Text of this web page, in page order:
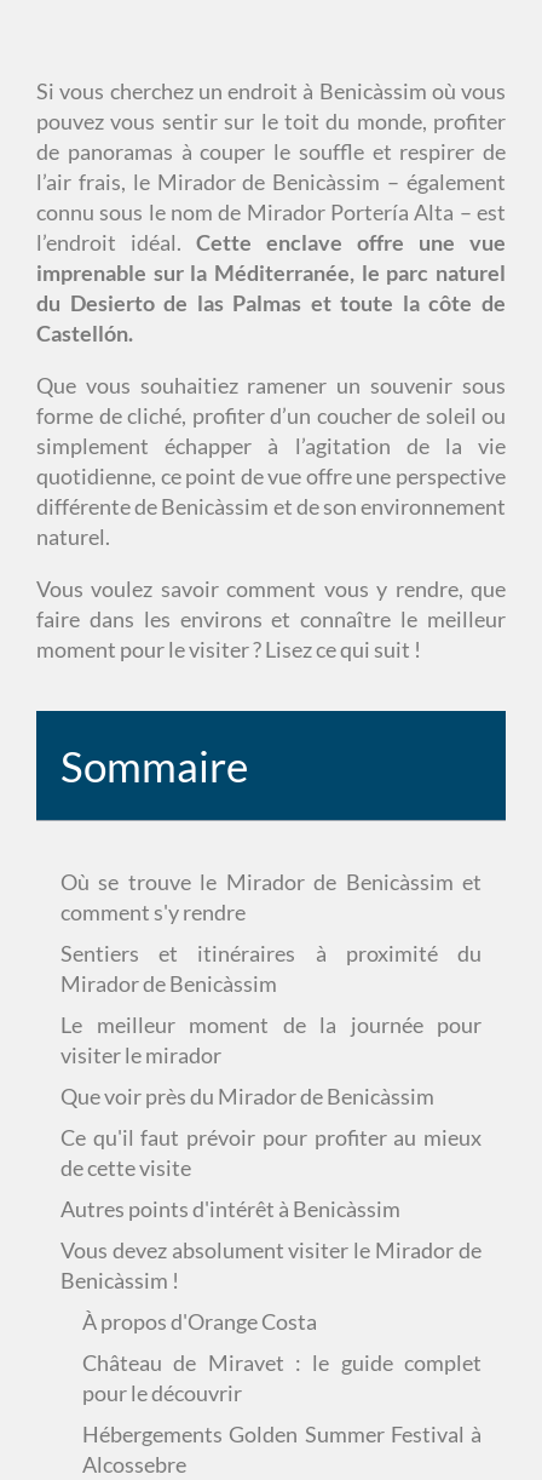
Si vous cherchez un endroit à Benicàssim où vous
pouvez vous sentir sur le toit du monde, profiter
de panoramas à couper le souffle et respirer de
l’air frais, le Mirador de Benicàssim – également
connu sous le nom de Mirador Portería Alta – est
l’endroit idéal. Cette enclave offre une vue
imprenable sur la Méditerranée, le parc naturel
du Desierto de las Palmas et toute la côte de
Castellón.
Que vous souhaitiez ramener un souvenir sous
forme de cliché, profiter d’un coucher de soleil ou
simplement échapper à l’agitation de la vie
quotidienne, ce point de vue offre une perspective
différente de Benicàssim et de son environnement
naturel.
Vous voulez savoir comment vous y rendre, que
faire dans les environs et connaître le meilleur
moment pour le visiter ? Lisez ce qui suit !
Sommaire
Où se trouve le Mirador de Benicàssim et
comment s'y rendre
Sentiers et itinéraires à proximité du
Mirador de Benicàssim
Le meilleur moment de la journée pour
visiter le mirador
Que voir près du Mirador de Benicàssim
Ce qu'il faut prévoir pour profiter au mieux
de cette visite
Autres points d'intérêt à Benicàssim
Vous devez absolument visiter le Mirador de
Benicàssim !
À propos d'Orange Costa
Château de Miravet : le guide complet
pour le découvrir
Hébergements Golden Summer Festival à
Alcossebre